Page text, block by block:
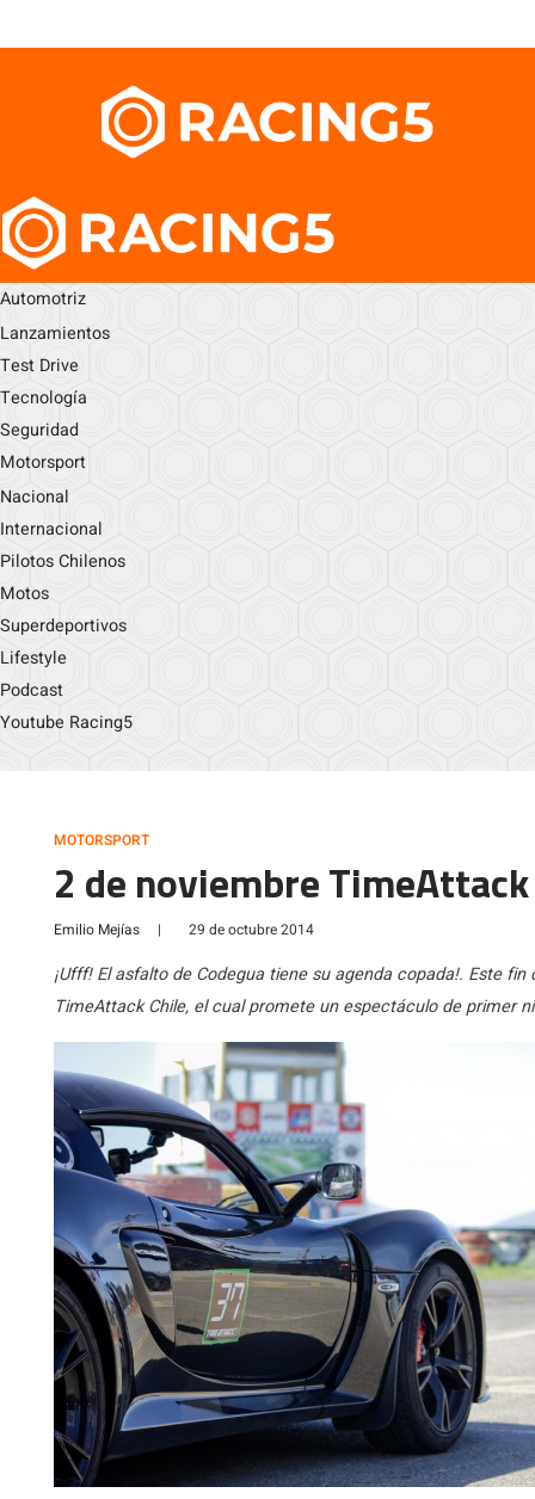
Automotriz
Lanzamientos
Test Drive
Tecnología
Seguridad
Motorsport
Nacional
Internacional
Pilotos Chilenos
Motos
Superdeportivos
Lifestyle
Podcast
Youtube Racing5
MOTORSPORT
2 de noviembre
Emilio Mejías | 29 de octubre 2014
¡Ufff! El asfalto de Codegua tiene su agenda copada!. Este
TimeAttack Chile, el cual promete un espectáculo de primer